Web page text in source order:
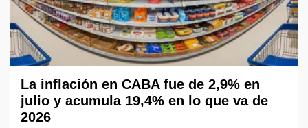
La inflación en CABA fue de 2,9% en
julio y acumula 19,4% en lo que va de
2026